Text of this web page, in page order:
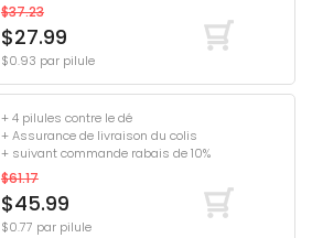
$37.23
$27.99
$0.93 par pilule
+ 4 pilules contre le dé
+ Assurance de livraison du colis
+ suivant commande rabais de 10%
$61.17
$45.99
$0.77 par pilule